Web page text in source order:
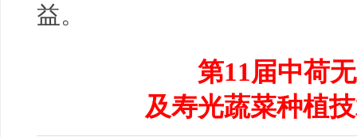
益。
第11届中荷
及寿光蔬菜种植